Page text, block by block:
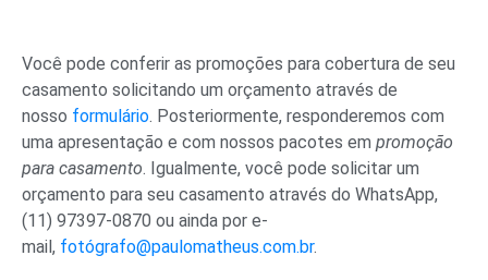
Você pode conferir as promoções para cobertura de seu
casamento solicitando um orçamento através de
nosso formulário. Posteriormente, responderemos com
uma apresentação e com nossos pacotes em promoção
para casamento. Igualmente, você pode solicitar um
orçamento para seu casamento através do WhatsApp,
(11) 97397-0870 ou ainda por e-
mail, fotógrafo@paulomatheus.com.br.